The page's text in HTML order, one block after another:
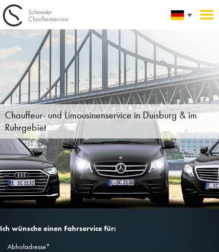
Chauffeur- und Limousinenservicein Duisburg & im
Ruhrgebiet
Ich wünsche einen Fahrservice für:
Abholadresse*